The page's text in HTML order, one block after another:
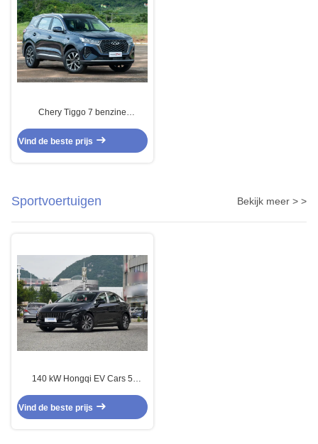
Chery Tiggo 7 benzine
benzine aangedreven auto's
Vind de beste prijs
Sportvoertuigen Bekijk meer > >
140 kW Hongqi EV Cars 5
Zwart
Vind de beste prijs